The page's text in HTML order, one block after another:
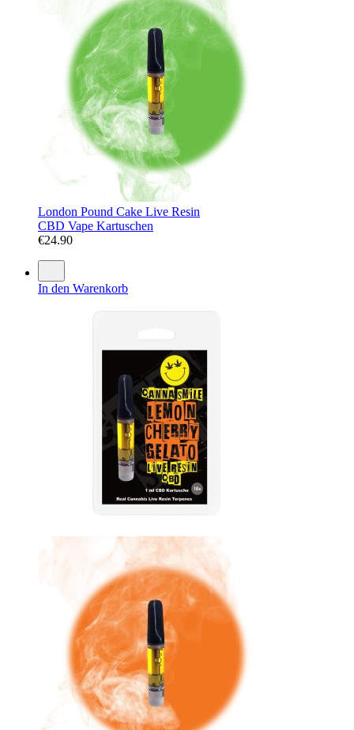
London Pound Cake Live Resin
CBD Vape Kartuschen
€24.90
In den Warenkorb